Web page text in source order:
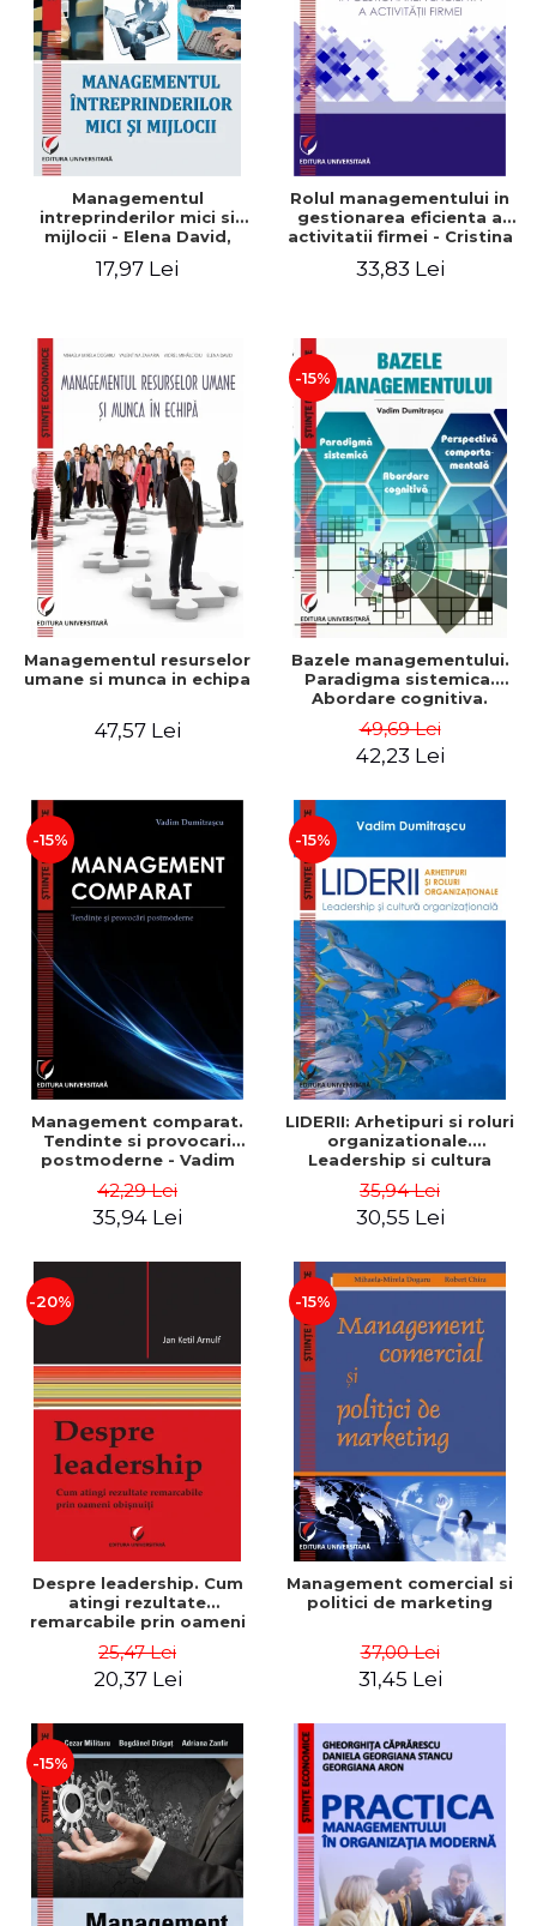
Managementul
intreprinderilor mici si
mijlocii - Elena David,
Roxana Carmen Ionescu,
17,97 Lei
Rolul managementului in
gestionarea eficienta a
activitatii firmei - Cristina
Gabriel Nastase, Mihaela-
33,83 Lei
Managementul resurselor
umane si munca in echipa
47,57 Lei
-15%
Bazele managementului.
Paradigma sistemica.
Abordare cognitiva.
comportamentala - Vadim
Dumitrascu
49,69 Lei
42,23 Lei
-15%
Management comparat.
Tendinte si provocari
postmoderne - Vadim
42,29 Lei
35,94 Lei
-15%
LIDERII: Arhetipuri si roluri
organizationale.
Leadership si cultura
Dumitrascu
35,94 Lei
30,55 Lei
-20%
Despre leadership. Cum
atingi rezultate
remarcabile prin oameni
25,47 Lei
20,37 Lei
-15%
Management comercial si
politici de marketing
37,00 Lei
31,45 Lei
-15%